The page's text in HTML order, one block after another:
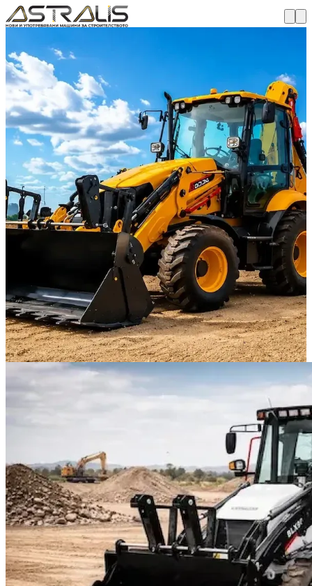
Багер-товарач Lonking 83C
Lonking 83C е мощен и универсален комбиниран багер-
товарач, подходящ за строителство, инфраструктурни обекти,
комунални дейности и ежедневна работа на терен.
Виж повече
Bautrax SL8X е модерна ножична вишка, създадена за
безопасна и ефективна работа на височина в строителството,
поддръжката и индустриалните дейности.
Спести 20% сега